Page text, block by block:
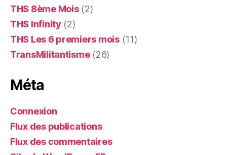
THS 8ème Mois(2)
THS Infinity (2)
THS Les 6 premiers mois(11)
TransMilitantisme(26)
Méta
Connexion
Flux des publications
Flux des commentaires